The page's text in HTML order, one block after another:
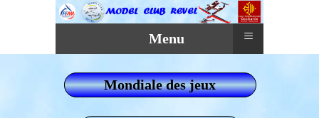
Menu ≡
Mondiale des jeux